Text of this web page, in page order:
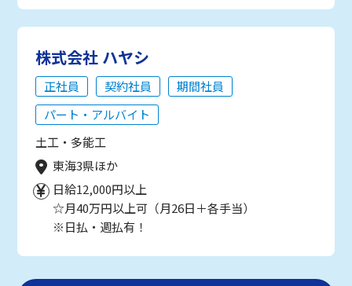
株式会社 ハヤシ
正社員 契約社員
期間社員
パート・アルバイト
土工・多能工
東海3県ほか
日給12,000円以上
☆月40万円以上可（月26日＋各手当）
※日払・週払有！